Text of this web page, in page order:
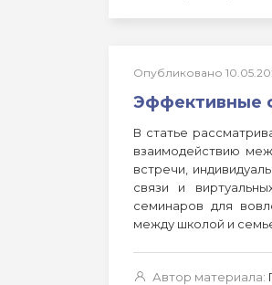
Опубликовано
Эффективные
В статье
взаимодействию
встречи,
связи и
семинаров для
между школой и
Автор материала: